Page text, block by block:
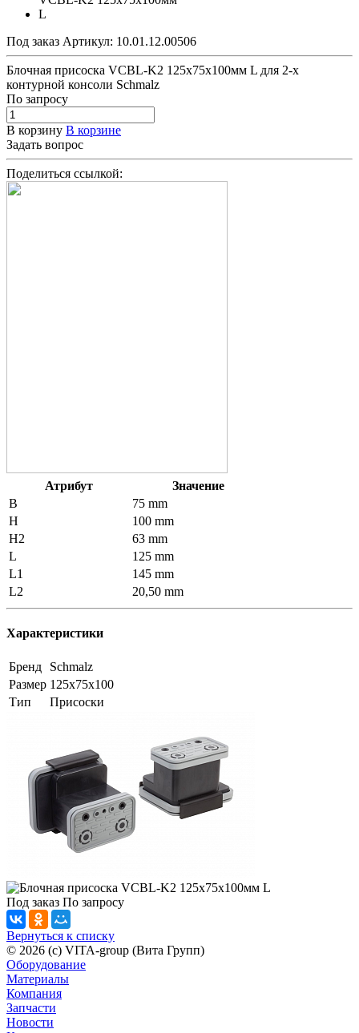
Под заказ Артикул: 10.01.12.00506
Блочная присоска VCBL-K2 125x75x100мм L для 2-х
контурной консоли Schmalz
По запросу
В корзину В корзине
Задать вопрос
Поделиться ссылкой:
Атрибут
Значение
B
75 mm
H
100 mm
H2
63 mm
L
125 mm
L1
145 mm
L2
20,50 mm
Характеристики
Бренд
Schmalz
Размер 125x75x100
Тип
Присоски
Под заказ По запросу
Вернуться к списку
© 2026 (c) VITA-group (Вита Групп)
Оборудование
Материалы
Компания
Запчасти
Новости